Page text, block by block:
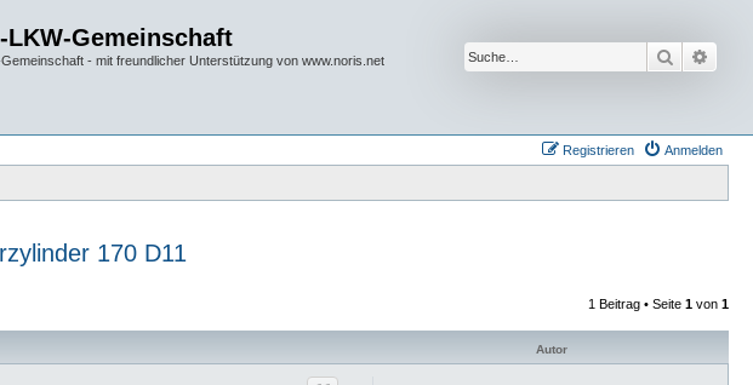
LKW-Gemeinschaft
- mit freundlicher Unterstützung von www.noris.net Suche
Anmelden
Registrieren
170 D11
1 Beitrag • Seite 1 von 1
Autor